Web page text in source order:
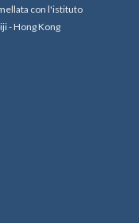
con l'istituto
- Hong Kong